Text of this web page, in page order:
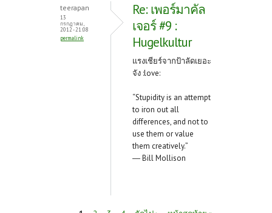
teerapan
13
กรกฎาคม,
2012 - 21:08
permalink
Re: เพอร์มาคัล
เจอร์ #9 :
Hugelkultur
แรงเชียร์จากป้าลัดเยอะ
จัง :love:
“Stupidity is an attempt
to iron out all
differences, and not to
use them or value
them creatively.”
― Bill Mollison